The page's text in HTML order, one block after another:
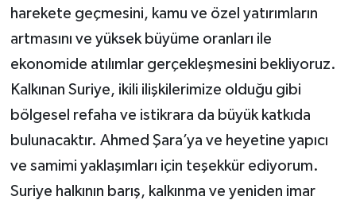
harekete geçmesini, kamu ve özel yatırımların
artmasını ve yüksek büyüme oranları ile
ekonomide atılımlar gerçekleşmesini bekliyoruz.
Kalkınan Suriye, ikili ilişkilerimize olduğu gibi
bölgesel refaha ve istikrara da büyük katkıda
bulunacaktır. Ahmed Şara’ya ve heyetine yapıcı
ve samimi yaklaşımları için teşekkür ediyorum.
Suriye halkının barış, kalkınma ve yeniden imar